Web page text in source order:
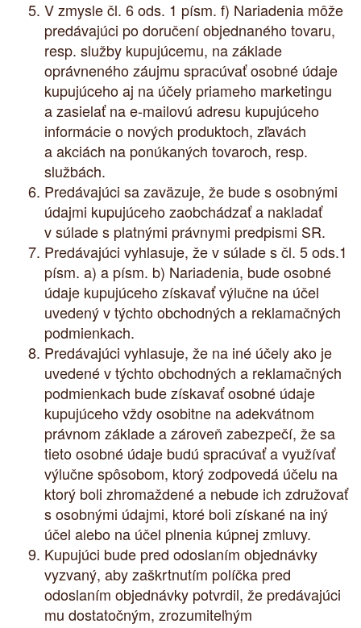
V zmysle čl. 6 ods. 1 písm. f) Nariadenia môže
predávajúci po doručení objednaného tovaru,
resp. služby kupujúcemu, na základe
oprávneného záujmu spracúvať osobné údaje
kupujúceho aj na účely priameho marketingu
a zasielať na e-mailovú adresu kupujúceho
informácie o nových produktoch, zľavách
a akciách na ponúkaných tovaroch, resp.
službách.
Predávajúci sa zaväzuje, že bude s osobnými
údajmi kupujúceho zaobchádzať a nakladať
v súlade s platnými právnymi predpismi SR.
Predávajúci vyhlasuje, že v súlade s čl. 5 ods.1
písm. a) a písm. b) Nariadenia, bude osobné
údaje kupujúceho získavať výlučne na účel
uvedený v týchto obchodných a reklamačných
podmienkach.
Predávajúci vyhlasuje, že na iné účely ako je
uvedené v týchto obchodných a reklamačných
podmienkach bude získavať osobné údaje
kupujúceho vždy osobitne na adekvátnom
právnom základe a zároveň zabezpečí, že sa
tieto osobné údaje budú spracúvať a využívať
výlučne spôsobom, ktorý zodpovedá účelu na
ktorý boli zhromaždené a nebude ich združovať
s osobnými údajmi, ktoré boli získané na iný
účel alebo na účel plnenia kúpnej zmluvy.
Kupujúci bude pred odoslaním objednávky
vyzvaný, aby zaškrtnutím políčka pred
odoslaním objednávky potvrdil, že predávajúci
mu dostatočným, zrozumiteľným